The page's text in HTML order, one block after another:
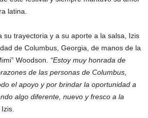
latina.
su trayectoria y a su aporte a la salsa, Izis
de Columbus, Georgia, de manos de la
Woodson. “Estoy muy honrada de
de las personas de Columbus,
el apoyo y por brindar la oportunidad a
algo diferente, nuevo y fresco a la